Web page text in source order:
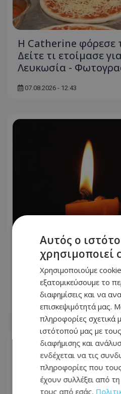
Η Catherine φόρεσε
Δείτε τι ετοίμασε
Λευκωσία -
07.08.2026 - 12:43
Πέθανε η Έλλη
γίνει η κηδεία - Η
οικογένειας
07.08.2026 - 11:31
Αυτός ο
χρησιμοποιεί
Χρησιμοποιούμε
εξατομικεύσουμε το
διαφημίσεις και να
επισκεψιμότητά μας.
πληροφορίες σχετικά
ιστότοπού μας με
διαφήμισης και
ενδέχεται να τις
πληροφορίες που
έχουν συλλέξει από
τους από εσάς.